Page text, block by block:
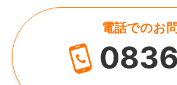
・図⾯を確認しながら、
・プラモデルやDIYなど
・真⾯⽬にコツコツ取り
・⽇勤、⼟⽇祝休みの環
電話でのお